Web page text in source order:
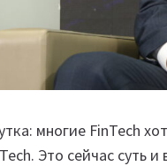
многие FinTech
Это сейчас суть